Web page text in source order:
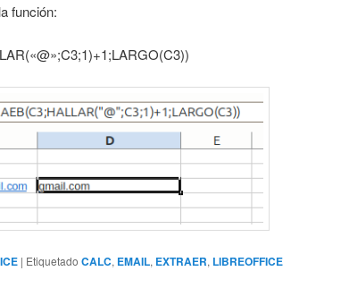
función:
| Etiquetado CALC, EMAIL, EXTRAER, LIBREOFFICE